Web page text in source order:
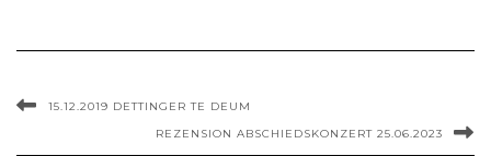
15.12.2019 DETTINGER TE DEUM
REZENSION ABSCHIEDSKONZERT 25.06.2023